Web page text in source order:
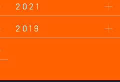
2021
2019